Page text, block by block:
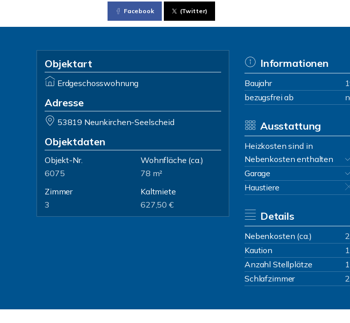
Facebook (Twitter)
Objektart
Erdgeschosswohnung
Adresse
53819 Neunkirchen-Seelscheid
Objektdaten
Objekt-Nr.
6075
Wohnfläche (ca.)
78 m²
Zimmer
3
Kaltmiete
627,50 €
Informationen
Baujahr
bezugsfrei ab
Ausstattung
Heizkosten sind in
Nebenkosten enthalten
Garage
Haustiere
Details
Nebenkosten (ca.)
Kaution
Anzahl Stellplätze
1
Schlafzimmer
2